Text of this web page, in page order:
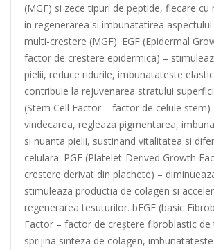
(MGF) si zece tipuri de peptide, fiecare cu
in regenerarea si imbunatatirea aspectului
multi-crestere (MGF): EGF (Epidermal
factor de crestere epidermica) –
pielii, reduce ridurile, imbunatateste
contribuie la rejuvenarea stratului
(Stem Cell Factor – factor de celule stem)
vindecarea, regleaza pigmentarea,
si nuanta pielii, sustinand vitalitatea si
celulara. PGF (Platelet-Derived Growth
crestere derivat din plachete) –
stimuleaza productia de colagen si
regenerarea tesuturilor. bFGF (basic
Factor – factor de creștere fibroblastic de
sprijina sinteza de colagen,